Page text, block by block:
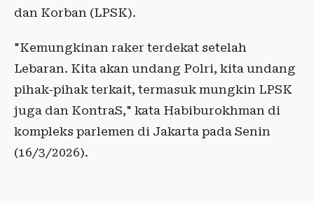
dan Korban (LPSK).
"Kemungkinan raker terdekat setelah
Lebaran. Kita akan undang Polri, kita undang
pihak-pihak terkait, termasuk mungkin LPSK
juga dan KontraS," kata Habiburokhman di
kompleks parlemen di Jakarta pada Senin
(16/3/2026).